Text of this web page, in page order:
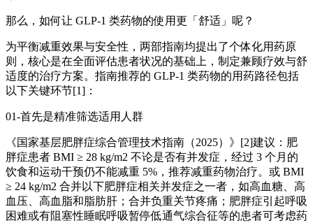
那么，如何让 GLP-1 类药物的使用更「舒适」呢？
为平衡减重效果与安全性，两部指南均提出了个体化用药原
则，核心是在全面评估患者状况的基础上，制定兼顾疗效与舒
适度的治疗方案。指南推荐的 GLP-1 类药物的用药路径包括
以下关键环节[1]：
01-首先是精准筛选适用人群
《国家基层肥胖症综合管理技术指南（2025）》[2]建议：肥
胖症患者 BMI ≥ 28 kg/m2 不论是否有并发症，经过 3 个月的
饮食和运动干预仍不能减重 5%，推荐减重药物治疗。或 BMI
≥ 24 kg/m2 合并以下肥胖症相关并发症之一者，如高血糖、高
血压、高血脂和脂肪肝；合并负重关节疼痛；肥胖症引起呼吸
困难或有阻塞性睡眠呼吸暂停低通气综合征等的患者可考虑药